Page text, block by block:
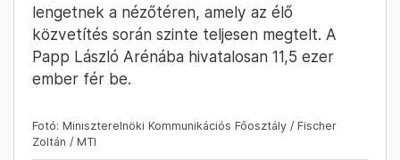
lengetnek a nézőtéren, amely az élő
közvetítés során szinte teljesen megtelt. A
Papp László Arénába hivatalosan 11,5 ezer
ember fér be.